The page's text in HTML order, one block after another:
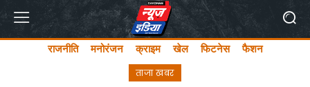
राजनीति मनोरंजन क्राइम खेल फिटनेस फैशन
ताजा खबर